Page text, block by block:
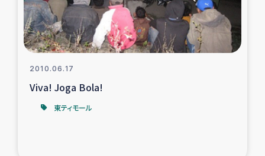
レバノンでのシリア難民への食糧・越冬支援
レバノンにおける緊急支援
レバノンでのシリア難民への教育支援事業
2010.06.17
Viva! Joga Bola!
東ティモール